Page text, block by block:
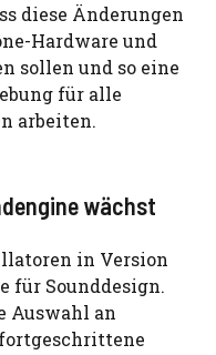
diese Änderungen
Hardware und
sollen und so eine
für alle
arbeiten.
wächst
in Version
für Sounddesign.
Auswahl an